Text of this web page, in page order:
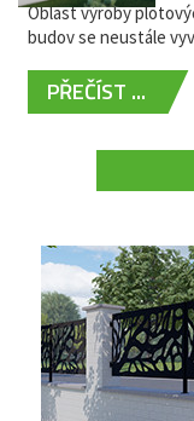
Oblast výroby
budov se neustále
PŘEČÍST ...